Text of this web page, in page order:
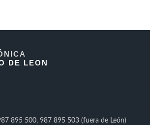
DE LEON
895 500, 987 895 503 (fuera de León)